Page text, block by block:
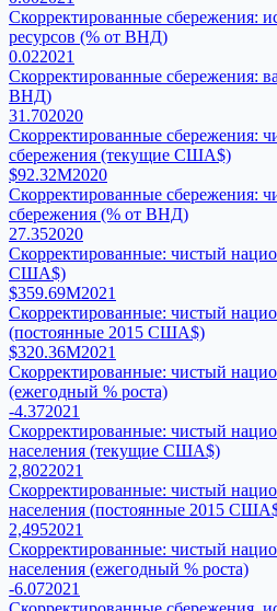
Скорректированные сбережения:
ресурсов (% от ВНД)
0.022021
Скорректированные сбережения:
ВНД)
31.702020
Скорректированные сбережения:
сбережения (текущие США$)
$92.32M2020
Скорректированные сбережения:
сбережения (% от ВНД)
27.352020
Скорректированные: чистый
США$)
$359.69M2021
Скорректированные: чистый
(постоянные 2015 США$)
$320.36M2021
Скорректированные: чистый
(ежегодный % роста)
-4.372021
Скорректированные: чистый
населения (текущие США$)
2,8022021
Скорректированные: чистый
населения (постоянные 2015
2,4952021
Скорректированные: чистый
населения (ежегодный % роста)
-6.072021